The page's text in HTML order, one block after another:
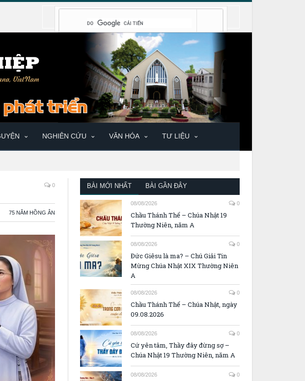
NGHIÊN CỨU VĂN HÓA TƯ LIỆU
0
75 NĂM HỒNG ÂN
BÀI MỚI NHẤT BÀI GẦN ĐÂY
08/08/2026 0
Chầu Thánh Thể – Chúa Nhật 19
Thường Niên, năm A
08/08/2026 0
Đức Giêsu là ma? – Chú Giải Tin
Mừng Chúa Nhật XIX Thường Niên
A
08/08/2026 0
Chầu Thánh Thể – Chúa Nhật, ngày
09.08.2026
08/08/2026 0
Cứ yên tâm, Thầy đây đừng sợ –
Chúa Nhật 19 Thường Niên, năm A
08/08/2026 0